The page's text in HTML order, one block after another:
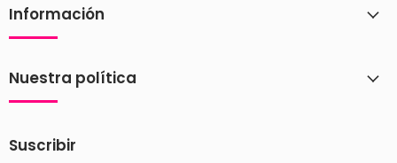
Información
Nuestra política
Suscribir